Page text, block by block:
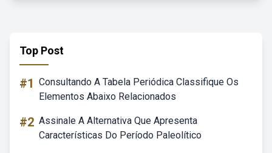
Top Post
#1 Consultando A Tabela Periódica Classifique Os
Elementos Abaixo Relacionados
#2 Assinale A Alternativa Que Apresenta
Características Do Período Paleolítico